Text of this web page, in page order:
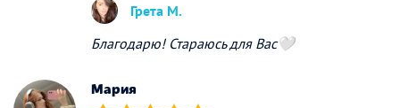
Грета М.
Благодарю! Стараюсь для Вас🤍
Мария